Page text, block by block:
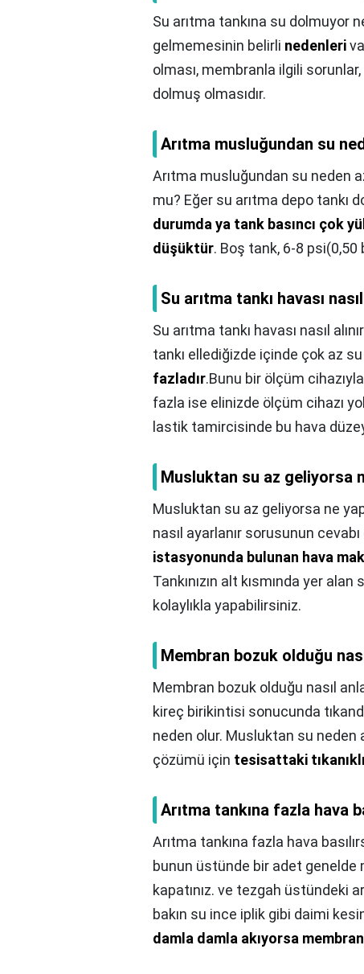
Su arıtma tankına su dolmuyor
gelmemesinin belirli nedenleri
olması, membranla ilgili sorunlar,
dolmuş olmasıdır.
Arıtma musluğundan su
Arıtma musluğundan su neden
mu? Eğer su arıtma depo tankı
durumda ya tank basıncı çok
düşüktür. Boş tank, 6-8
Su arıtma tankı havası nasıl
Su arıtma tankı havası nasıl
tankı ellediğizde içinde çok az
fazladır.Bunu bir ölçüm
fazla ise elinizde ölçüm cihazı
lastik tamircisinde bu hava
Musluktan su az geliyorsa
Musluktan su az geliyorsa ne
nasıl ayarlanır sorusunun
istasyonunda bulunan hava
Tankınızın alt kısmında yer
kolaylıkla yapabilirsiniz.
Membran bozuk olduğu
Membran bozuk olduğu nasıl
kireç birikintisi sonucunda
neden olur. Musluktan su neden
çözümü için tesisattaki
Arıtma tankına fazla hava
Arıtma tankına fazla hava
bunun üstünde bir adet genelde
kapatınız. ve tezgah üstündeki
bakın su ince iplik gibi daimi
damla damla akıyorsa membran